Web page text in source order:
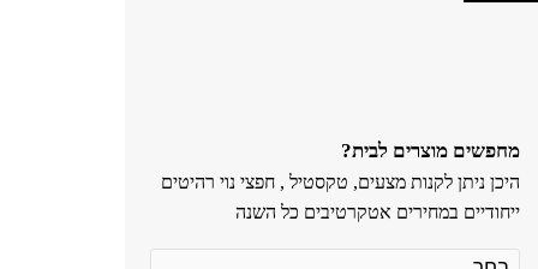
מחפשים מוצרים לבית?
היכן ניתן לקנות מצעים, טקסטיל , חפצי נוי רהיטים
ייחודיים במחירים אטקרטיבים כל השנה